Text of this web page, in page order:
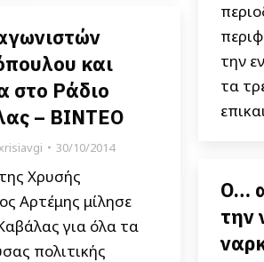
την
τα
και
στο Ράδιο
– ΒΙΝΤΕΟ
30/10/2014
Χρυσής
Αρτέμης μίλησε
για όλα τα
πολιτικής
Ο…
την